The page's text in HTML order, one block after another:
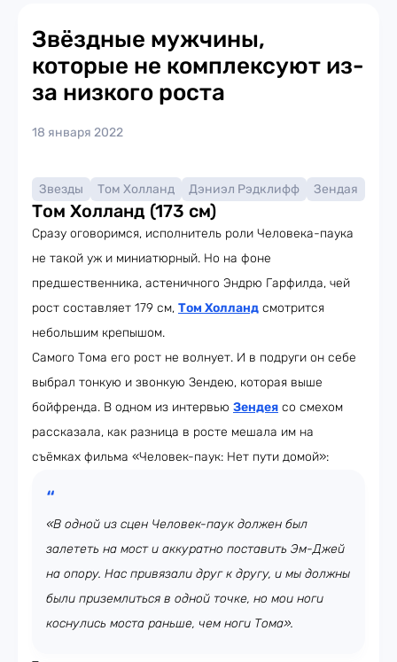
Звёздные мужчины,
которые не комплексуют из-
за низкого роста
18 января 2022
Звезды Том Холланд Дэниэл Рэдклифф Зендая
Том Холланд (173 см)
Сразу оговоримся, исполнитель роли Человека-паука
не такой уж и миниатюрный. Но на фоне
предшественника, астеничного Эндрю Гарфилда, чей
рост составляет 179 см, Том Холланд смотрится
небольшим крепышом.
Самого Тома его рост не волнует. И в подруги он себе
выбрал тонкую и звонкую Зендею, которая выше
бойфренда. В одном из интервью Зендея со смехом
рассказала, как разница в росте мешала им на
съёмках фильма «Человек-паук: Нет пути домой»:
«В одной из сцен Человек-паук должен был
залететь на мост и аккуратно поставить Эм-Джей
на опору. Нас привязали друг к другу, и мы должны
были приземлиться в одной точке, но мои ноги
коснулись моста раньше, чем ноги Тома».